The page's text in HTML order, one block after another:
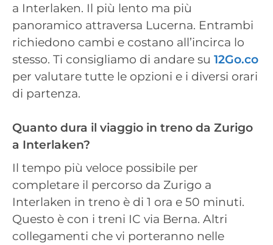
a Interlaken. Il più lento ma più
panoramico attraversa Lucerna. Entrambi
richiedono cambi e costano all’incirca lo
stesso. Ti consigliamo di andare su 12Go.co
per valutare tutte le opzioni e i diversi orari
di partenza.
Quanto dura il viaggio in treno da Zurigo
a Interlaken?
Il tempo più veloce possibile per
completare il percorso da Zurigo a
Interlaken in treno è di 1 ora e 50 minuti.
Questo è con i treni IC via Berna. Altri
collegamenti che vi porteranno nelle